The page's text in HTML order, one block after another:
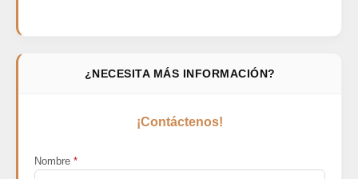
¿NECESITA MÁS INFORMACIÓN?
¡Contáctenos!
Nombre *